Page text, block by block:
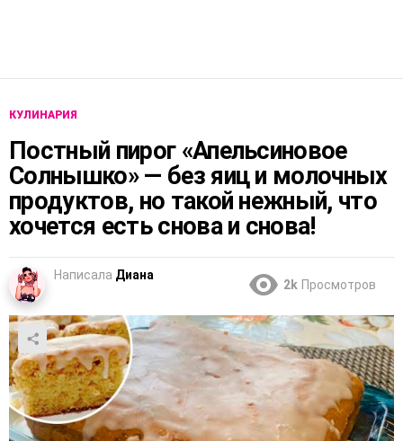
КУЛИНАРИЯ
Постный пирог «Апельсиновое
Солнышко» — без яиц и молочных
продуктов, но такой нежный, что
хочется есть снова и снова!
Написала Диана
2k Просмотров